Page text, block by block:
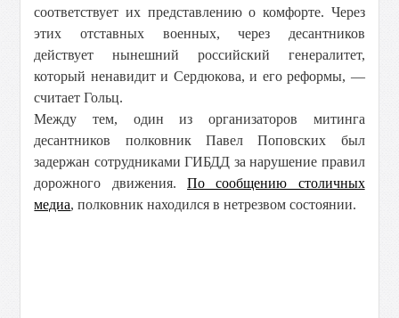
соответствует их представлению о комфорте. Через
этих отставных военных, через десантников
действует нынешний российский генералитет,
который ненавидит и Сердюкова, и его реформы, —
считает Гольц.
Между тем, один из организаторов митинга
десантников полковник Павел Поповских был
задержан сотрудниками ГИБДД за нарушение правил
дорожного движения. По сообщению столичных
медиа, полковник находился в нетрезвом состоянии.